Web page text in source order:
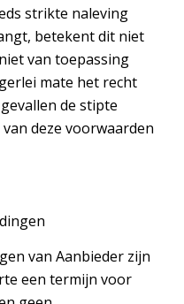
strikte naleving
betekent dit niet
van toepassing
mate het recht
de stipte
deze voorwaarden
van Aanbieder zijn
een termijn voor